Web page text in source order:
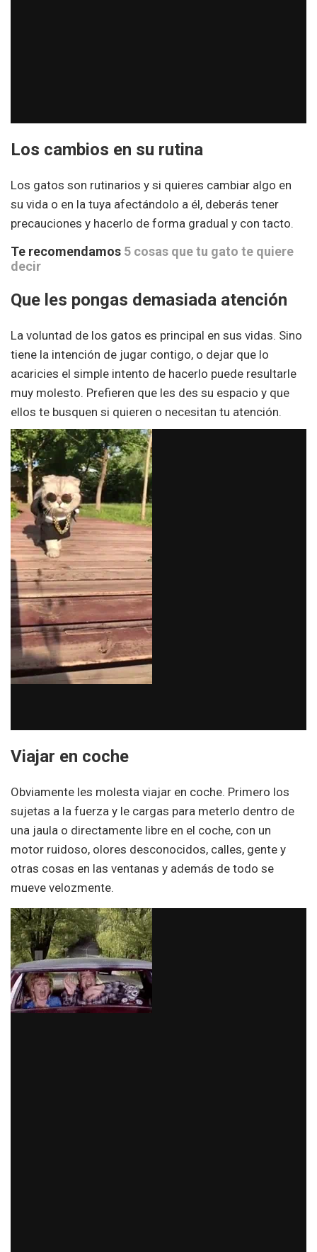
Los cambios en su rutina
Los gatos son rutinarios y si quieres cambiar algo en
su vida o en la tuya afectándolo a él, deberás tener
precauciones y hacerlo de forma gradual y con tacto.
Te recomendamos 5 cosas que tu gato te quiere
decir
Que les pongas demasiada atención
La voluntad de los gatos es principal en sus vidas. Sino
tiene la intención de jugar contigo, o dejar que lo
acaricies el simple intento de hacerlo puede resultarle
muy molesto. Prefieren que les des su espacio y que
ellos te busquen si quieren o necesitan tu atención.
Viajar en coche
Obviamente les molesta viajar en coche. Primero los
sujetas a la fuerza y le cargas para meterlo dentro de
una jaula o directamente libre en el coche, con un
motor ruidoso, olores desconocidos, calles, gente y
otras cosas en las ventanas y además de todo se
mueve velozmente.